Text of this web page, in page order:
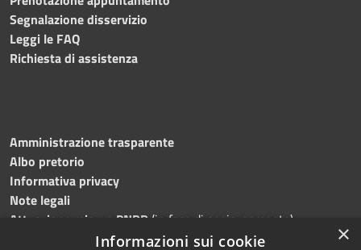
Segnalazione disservizio
Leggi le FAQ
Richiesta di assistenza
Amministrazione trasparente
Albo pretorio
Informativa privacy
Note legali
Attuazione misure PNRR (in fase di aggiornamento)
Dichiarazione di accessibilità
×
Informazioni sui cookie